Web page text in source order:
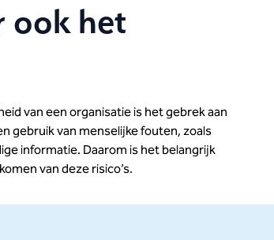
ook het
van een organisatie is het gebrek aan
gebruik van menselijke fouten, zoals
informatie. Daarom is het belangrijk
van deze risico’s.